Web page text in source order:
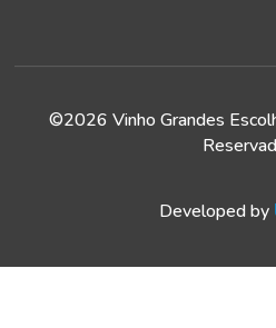
©2026 Vinho Grandes
Developed by